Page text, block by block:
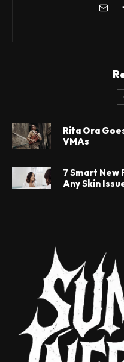
Rita Ora
VMAs
7 Smart New
Any Skin